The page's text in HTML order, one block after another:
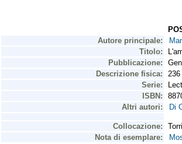
Autore principale:
Titolo:
Pubblicazione:
Descrizione fisica:
Serie:
ISBN:
Altri autori:
Di
Collocazione:
Nota di esemplare: